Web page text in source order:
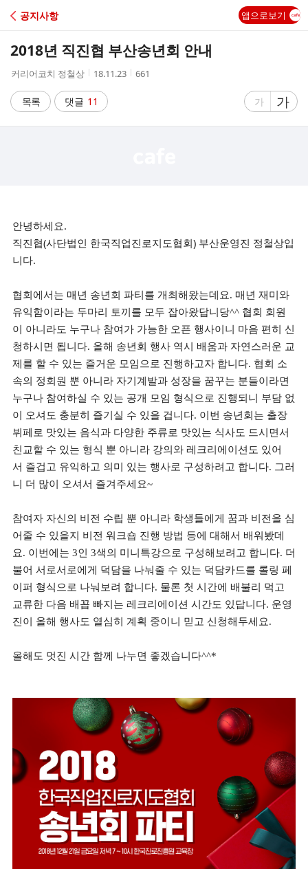
C
A
공지사항 앱으로보기
2018년 직진협 부산송년회 안내
작
자
커리어코치 정철상
작
시
간
18.11.23
조
661
목록 댓글 11
글
가
글
자
가
안녕하세요.
직진협(사단법인 한국직업진로지도협회) 부산운영진 정철상입
니다.
협회에서는 매년 송년회 파티를 개최해왔는데요. 매년 재미와
유익함이라는 두마리 토끼를 모두 잡아왔답니당^^ 협회 회원
이 아니라도 누구나 참여가 가능한 오픈 행사이니 마음 편히 신
청하시면 됩니다. 올해 송년회 행사 역시 배움과 자연스러운 교
제를 할 수 있는 즐거운 모임으로 진행하고자 합니다. 협회 소
속의 정회원 뿐 아니라 자기계발과 성장을 꿈꾸는 분들이라면
누구나 참여하실 수 있는 공개 모임 형식으로 진행되니 부담 없
이 오셔도 충분히 즐기실 수 있을 겁니다. 이번 송년회는 출장
뷔페로 맛있는 음식과 다양한 주류로 맛있는 식사도 드시면서
친교할 수 있는 형식 뿐 아니라 강의와 레크리에이션도 있어
서 즐겁고 유익하고 의미 있는 행사로 구성하려고 합니다. 그러
니 더 많이 오셔서 즐겨주세요~
참여자 자신의 비전 수립 뿐 아니라 학생들에게 꿈과 비전을 심
어줄 수 있을지 비전 워크숍 진행 방법 등에 대해서 배워봤데
요. 이번에는 3인 3색의 미니특강으로 구성해보려고 합니다. 더
불어 서로서로에게 덕담을 나눠줄 수 있는 덕담카드를 롤링 페
이퍼 형식으로 나눠보려 합니다. 물론 첫 시간에 배불리 먹고
교류한 다음 배꼽 빠지는 레크리에이션 시간도 있답니다. 운영
진이 올해 행사도 열심히 계획 중이니 믿고 신청해두세요.
올해도 멋진 시간 함께 나누면 좋겠습니다^^*